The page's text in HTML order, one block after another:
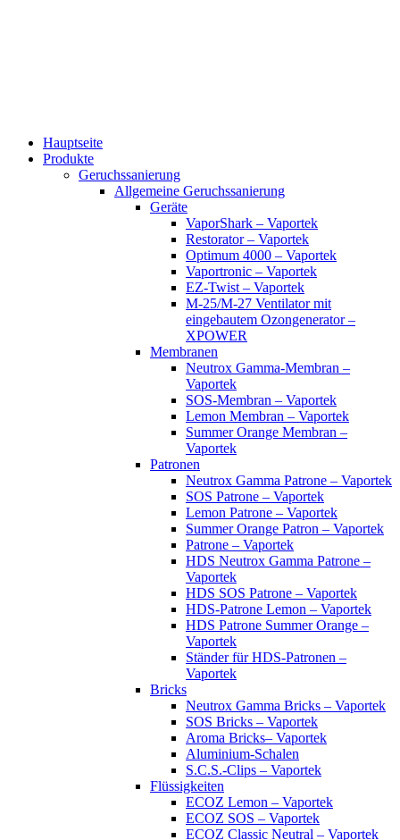
Hauptseite
Produkte
Geruchssanierung
Allgemeine Geruchssanierung
Geräte
VaporShark – Vaportek
Restorator – Vaportek
Optimum 4000 – Vaportek
Vaportronic – Vaportek
EZ-Twist – Vaportek
M-25/M-27 Ventilator mit
eingebautem Ozongenerator –
XPOWER
Membranen
Neutrox Gamma-Membran –
Vaportek
SOS-Membran – Vaportek
Lemon Membran – Vaportek
Summer Orange Membran –
Vaportek
Patronen
Neutrox Gamma Patrone – Vaportek
SOS Patrone – Vaportek
Lemon Patrone – Vaportek
Summer Orange Patron – Vaportek
Patrone – Vaportek
HDS Neutrox Gamma Patrone –
Vaportek
HDS SOS Patrone – Vaportek
HDS-Patrone Lemon – Vaportek
HDS Patrone Summer Orange –
Vaportek
Ständer für HDS-Patronen –
Vaportek
Bricks
Neutrox Gamma Bricks – Vaportek
SOS Bricks – Vaportek
Aroma Bricks– Vaportek
Aluminium-Schalen
S.C.S.-Clips – Vaportek
Flüssigkeiten
ECOZ Lemon – Vaportek
ECOZ SOS – Vaportek
ECOZ Classic Neutral – Vaportek